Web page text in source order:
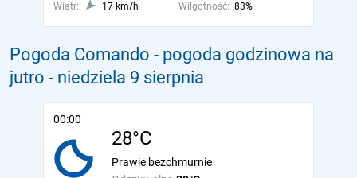
Wiatr:
17 km/h Wilgotność: 83%
Pogoda Comando - pogoda godzinowa na
jutro - niedziela 9 sierpnia
00:00
28°C
Prawie bezchmurnie